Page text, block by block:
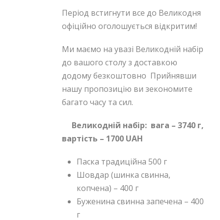
Період встигнути все до Великодня
офіційно оголошується відкритим!
Ми маємо на увазі Великодній набір
до вашого столу з доставкою
додому безкоштовно Прийнявши
нашу пропозицію ви зекономите
багато часу та сил.
Великодній набір: вага – 3740 г,
вартість – 1700 UAH
Паска традиційна 500 г
Шовдар (шинка свинна,
копчена) – 400 г
Буженина свинна запечена – 400
г